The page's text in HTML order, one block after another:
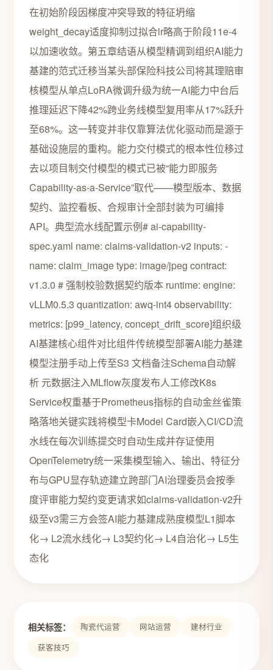
在初始阶段因梯度冲突导致的特征坍缩
weight_decay适度抑制过拟合lr略高于阶段11e-4
以加速收敛。第五章结语从模型精调到组织AI能力
基建的范式迁移当某头部保险科技公司将其理赔审
核模型从单点LoRA微调升级为统一AI能力中台后
推理延迟下降42%跨业务线模型复用率从17%跃升
至68%。这一转变并非仅靠算法优化驱动而是源于
基础设施层的重构。能力交付模式的根本性位移过
去以项目制交付模型的模式已被“能力即服务
Capability-as-a-Service”取代——模型版本、数据
契约、监控看板、合规审计全部封装为可编排
API。典型流水线配置示例# ai-capability-
spec.yaml name: claims-validation-v2 inputs: -
name: claim_image type: image/jpeg contract:
v1.3.0 # 强制校验数据契约版本 runtime: engine:
vLLM0.5.3 quantization: awq-int4 observability:
metrics: [p99_latency, concept_drift_score]组织级
AI基建核心组件对比组件传统模型部署AI能力基建
模型注册手动上传至S3 文档备注Schema自动解
析 元数据注入MLflow灰度发布人工修改K8s
Service权重基于Prometheus指标的自动金丝雀策
略落地关键实践将模型卡Model Card嵌入CI/CD流
水线在每次训练提交时自动生成并存证使用
OpenTelemetry统一采集模型输入、输出、特征分
布与GPU显存轨迹建立跨部门AI治理委员会按季
度评审能力契约变更请求如claims-validation-v2升
级至v3需三方会签AI能力基建成熟度模型L1脚本
化→ L2流水线化→ L3契约化→ L4自治化→ L5生
态化
相关标签： 陶瓷代运营 网站运营
建材行业
获客技巧